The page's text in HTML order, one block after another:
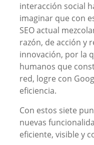
interacción social
imaginar que con
SEO actual
razón, de acción y
innovación, por la
humanos que
red, logre con
eficiencia.
Con estos siete
nuevas
eficiente, visible y